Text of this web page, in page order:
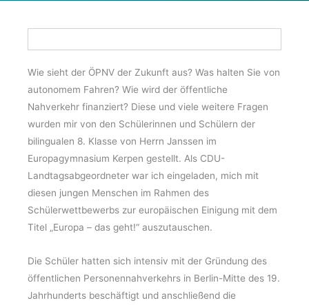
Wie sieht der ÖPNV der Zukunft aus? Was halten Sie von
autonomem Fahren? Wie wird der öffentliche
Nahverkehr finanziert? Diese und viele weitere Fragen
wurden mir von den Schülerinnen und Schülern der
bilingualen 8. Klasse von Herrn Janssen im
Europagymnasium Kerpen gestellt. Als CDU-
Landtagsabgeordneter war ich eingeladen, mich mit
diesen jungen Menschen im Rahmen des
Schülerwettbewerbs zur europäischen Einigung mit dem
Titel „Europa – das geht!“ auszutauschen.
Die Schüler hatten sich intensiv mit der Gründung des
öffentlichen Personennahverkehrs in Berlin-Mitte des 19.
Jahrhunderts beschäftigt und anschließend die